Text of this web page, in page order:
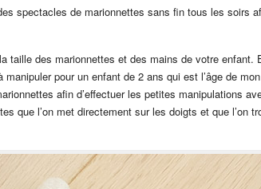
spectacles de marionnettes sans fin tous les soirs
taille des marionnettes et des mains de votre enfant.
pour un enfant de 2 ans qui est l’âge de
afin d’effectuer les petites manipulations
que l’on met directement sur les doigts et que l’on